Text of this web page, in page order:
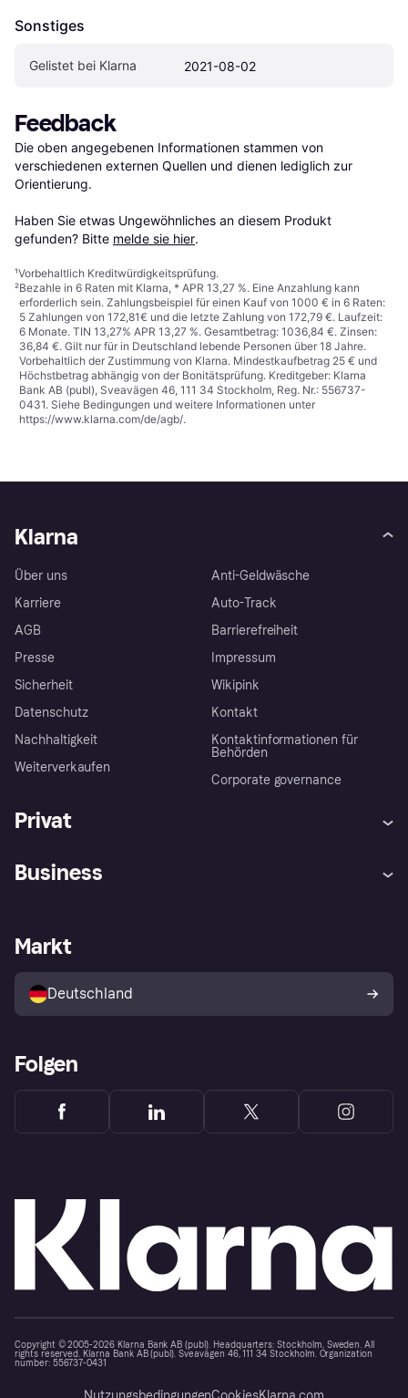
Sonstiges
Gelistet bei Klarna 2021-08-02
Feedback
Die oben angegebenen Informationen stammen von
verschiedenen externen Quellen und dienen lediglich zur
Orientierung.
Haben Sie etwas Ungewöhnliches an diesem Produkt
gefunden? Bitte melde sie hier.
¹Vorbehaltlich Kreditwürdigkeitsprüfung.
²Bezahle in 6 Raten mit Klarna, * APR 13,27 %. Eine Anzahlung kann
erforderlich sein. Zahlungsbeispiel für einen Kauf von 1000 € in 6 Raten:
5 Zahlungen von 172,81€ und die letzte Zahlung von 172,79 €. Laufzeit:
6 Monate. TIN 13,27% APR 13,27 %. Gesamtbetrag: 1036,84 €. Zinsen:
36,84 €. Gilt nur für in Deutschland lebende Personen über 18 Jahre.
Vorbehaltlich der Zustimmung von Klarna. Mindestkaufbetrag 25 € und
Höchstbetrag abhängig von der Bonitätsprüfung. Kreditgeber: Klarna
Bank AB (publ), Sveavägen 46, 111 34 Stockholm, Reg. Nr.: 556737-
0431. Siehe Bedingungen und weitere Informationen unter
https://www.klarna.com/de/agb/.
Klarna
Über uns
Karriere
AGB
Presse
Sicherheit
Datenschutz
Nachhaltigkeit
Weiterverkaufen
Anti-Geldwäsche
Auto-Track
Barrierefreiheit
Impressum
Wikipink
Kontakt
Kontaktinformationen für
Behörden
Corporate governance
Privat
Klarna App
Shops entdecken
Käuferschutzrichtlinie
Dein Widerrufsrecht
Business
Händlerportal
Markt
Deutschland
Folgen
Copyright © 2005-2026 Klarna Bank AB (publ). Headquarters: Stockholm, Sweden. All
rights reserved. Klarna Bank AB (publ). Sveavägen 46, 111 34 Stockholm. Organization
number: 556737-0431